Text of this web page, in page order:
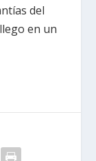
del
en un